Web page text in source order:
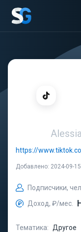
https://
Добавлено: 2024-09-
Подписчики, чел.
Доход, ₽/мес.
Тематика:
Другое